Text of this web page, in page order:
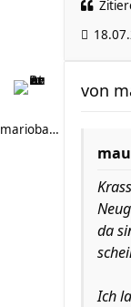
mariobartoli
von
da
Ich